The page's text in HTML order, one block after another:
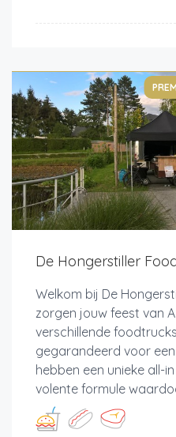
De Hongerstiller
Welkom bij De
zorgen jouw feest van
verschillende
gegarandeerd voor
hebben een unieke all-
volente formule